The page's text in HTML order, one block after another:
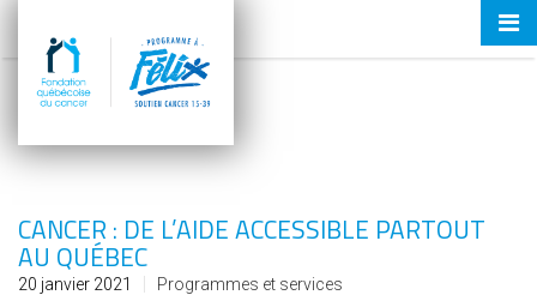
CANCER : DE L’AIDE ACCESSIBLE PARTOUT
AU QUÉBEC
20 janvier 2021 Programmes et services